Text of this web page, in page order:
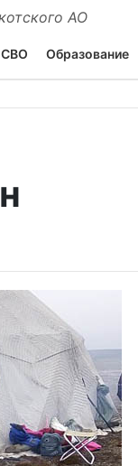
АО
СВО Образование